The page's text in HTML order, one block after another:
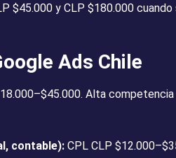
$45.000 y CLP $180.000
Ads Chile
Alta
contable): CPL CLP